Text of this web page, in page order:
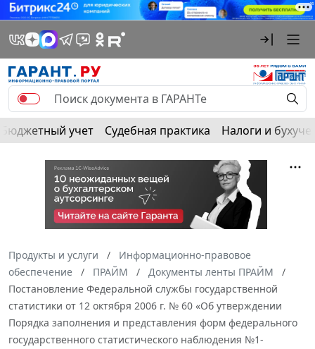
Бюджетный учет Судебная практика Налоги и
Продукты и услуги
Информационно-правовое
обеспечение
ПРАЙМ
Документы ленты ПРАЙМ
Постановление Федеральной службы государственной
статистики от 12 октября 2006 г. № 60 «Об утверждении
Порядка заполнения и представления форм федерального
государственного статистического наблюдения №1-